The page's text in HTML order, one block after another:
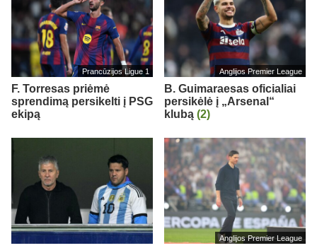
Prancūzijos Ligue 1
F. Torresas priėmė
sprendimą persikelti į PSG
ekipą
Anglijos Premier League
B. Guimaraesas oficialiai
persikėlė į „Arsenal“
klubą (2)
Anglijos Premier League